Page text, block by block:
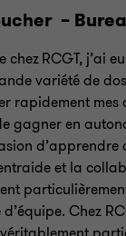
–
RCGT, j’ai
variété de
rapidement mes
gagner en
d’apprendre
et la
Chez